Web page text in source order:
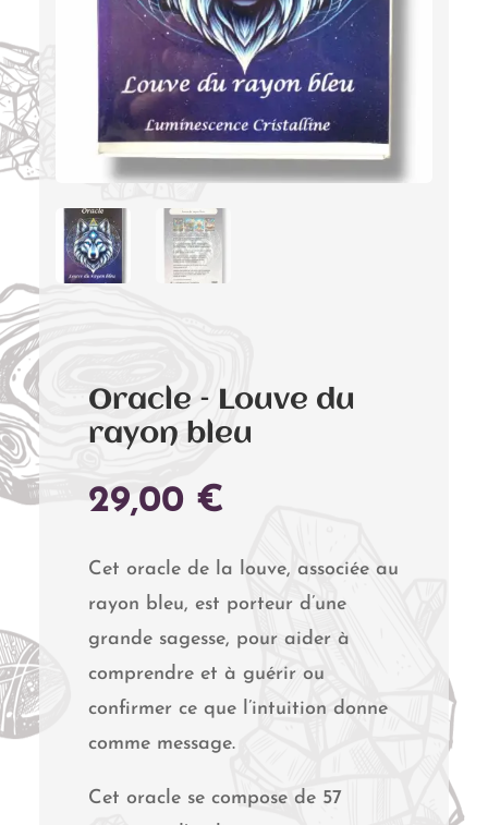
Oracle – Louve du
rayon bleu
29,00 €
Cet oracle de la louve, associée au
rayon bleu, est porteur d’une
grande sagesse, pour aider à
comprendre et à guérir ou
confirmer ce que l’intuition donne
comme message.
Cet oracle se compose de 57